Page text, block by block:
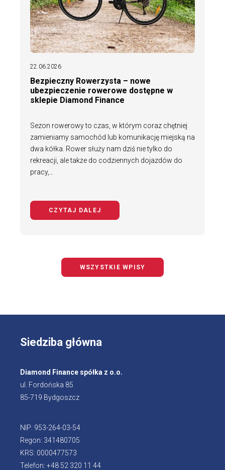
22.06.2026
Bezpieczny Rowerzysta – nowe
ubezpieczenie rowerowe dostępne w
sklepie Diamond Finance
Sezon rowerowy to czas, w którym coraz chętniej
zamieniamy samochód lub komunikację miejską na
dwa kółka. Rower służy nam dziś nie tylko do
rekreacji, ale także do codziennych dojazdów do
pracy,…
CZYTAJ DALEJ
WSZYSTKIE WPISY
Siedziba główna
Diamond Finance spółka z o.o.
ul. Fordońska 85
85-719 Bydgoszcz
NIP: 953-264-03-54
Regon: 341480705
KRS: 0000477573
Telefon: +48 52 320 11 44